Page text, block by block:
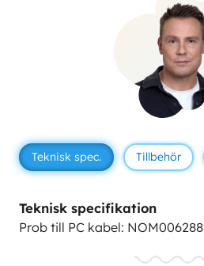
Teknisk spec. Tillbehör
Teknisk specifikation
Prob till PC kabel: NOM006288